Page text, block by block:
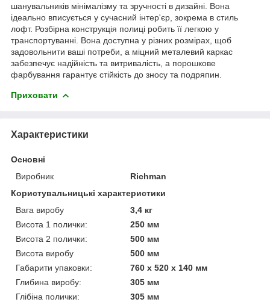
шанувальників мінімалізму та зручності в дизайні. Вона
ідеально вписується у сучасний інтер'єр, зокрема в стиль
лофт. Розбірна конструкція полиці робить її легкою у
транспортуванні. Вона доступна у різних розмірах, щоб
задовольнити ваші потреби, а міцний металевий каркас
забезпечує надійність та витривалість, а порошкове
фарбування гарантує стійкість до зносу та подряпин.
Приховати
Характеристики
Основні
Виробник
Richman
Користувальницькі характеристики
Вага виробу
3,4 кг
Висота 1 полички:
250 мм
Висота 2 полички:
500 мм
Висота виробу
500 мм
Габарити упаковки:
760 x 520 x 140 мм
Глибина виробу:
305 мм
Глібіна полички:
305 мм